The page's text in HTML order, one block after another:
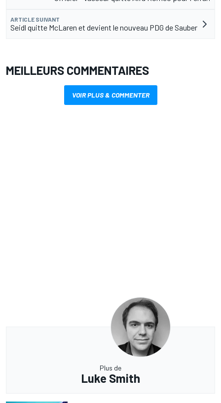
ARTICLE SUIVANT
Seidl quitte McLaren et devient le nouveau PDG de Sauber
MEILLEURS COMMENTAIRES
VOIR PLUS & COMMENTER
Plus de
Luke Smith